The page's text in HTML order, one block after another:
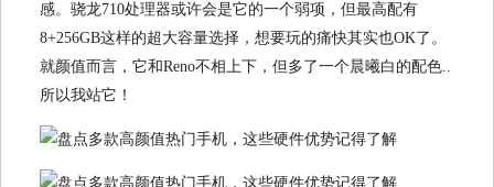
感。骁龙710处理器或许会是它的一个弱项，但最高配有
8+256GB这样的超大容量选择，想要玩的痛快其实也OK了。
就颜值而言，它和Reno不相上下，但多了一个晨曦白的配色..
所以我站它！